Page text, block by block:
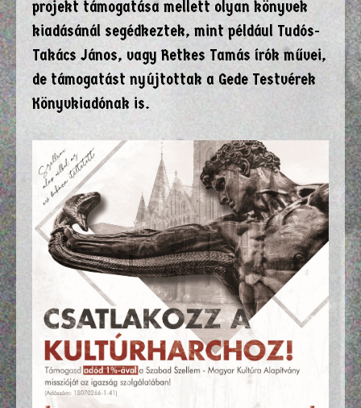
projekt támogatása mellett olyan könyvek
kiadásánál segédkeztek, mint például Tudós-
Takács János, vagy Retkes Tamás írók művei,
de támogatást nyújtottak a Gede Testvérek
Könyvkiadónak is.